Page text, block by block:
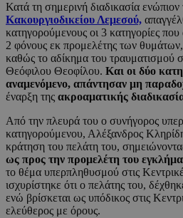
Κατά τη σημερινή διαδικασία ενώπιον
Κακουργιοδικείου Λεμεσού,
κατηγορούμενους οι 3 κατηγορίες
2 φόνους εκ προμελέτης των θυμάτων,
καθώς το αδίκημα του τραυματισμού
Θεόφιλου Θεοφίλου. Και οι δύο
αναμενόμενο, απάντησαν μη
έναρξη της ακροαματικής
Από την πλευρά του ο συνήγορος
κατηγορούμενου, Αλέξανδρος
κράτηση του πελάτη του,
ως προς την προμελέτη του
το θέμα υπερπληθυσμού στις
ισχυρίστηκε ότι ο πελάτης του,
ενώ βρίσκεται ως υπόδικος στις
ελεύθερος με όρους.